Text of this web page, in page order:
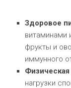
Здоровое
витаминами
фрукты и
иммунного
Физическая
нагрузки